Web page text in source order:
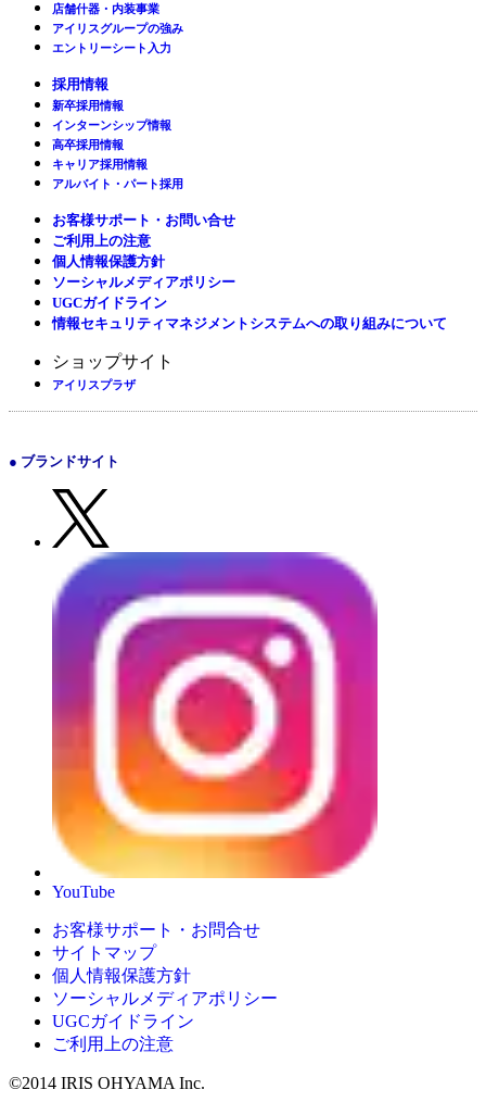
店舗什器・内装事業
アイリスグループの強み
エントリーシート入力
採用情報
新卒採用情報
インターンシップ情報
高卒採用情報
キャリア採用情報
アルバイト・パート採用
お客様サポート・お問い合せ
ご利用上の注意
個人情報保護方針
ソーシャルメディアポリシー
UGCガイドライン
情報セキュリティマネジメントシステムへの取り組みについて
ショップサイト
アイリスプラザ
● ブランドサイト
YouTube
お客様サポート・お問合せ
サイトマップ
個人情報保護方針
ソーシャルメディアポリシー
UGCガイドライン
ご利用上の注意
©2014 IRIS OHYAMA Inc.